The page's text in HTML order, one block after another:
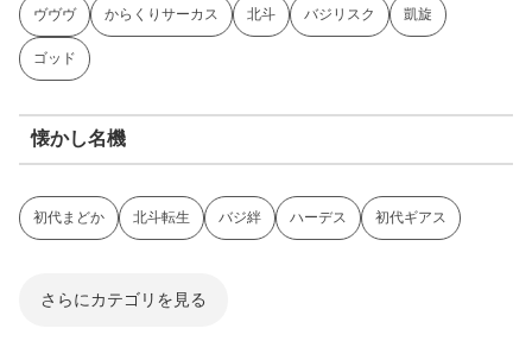
ヴヴヴ からくりサーカス 北斗 バジリスク 凱旋
ゴッド
懐かし名機
初代まどか 北斗転生 バジ絆 ハーデス 初代ギアス
さらにカテゴリを見る